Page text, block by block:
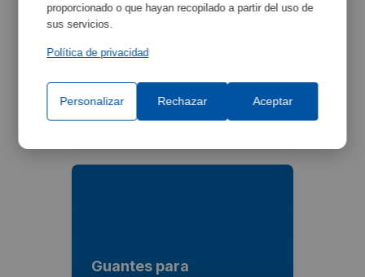
Tubo de extracción
exterior
Ref: 2200858
Guantes para
proporcionado o que hayan recopilado a partir del uso de
sus servicios.
Política de privacidad
Personalizar Rechazar Aceptar